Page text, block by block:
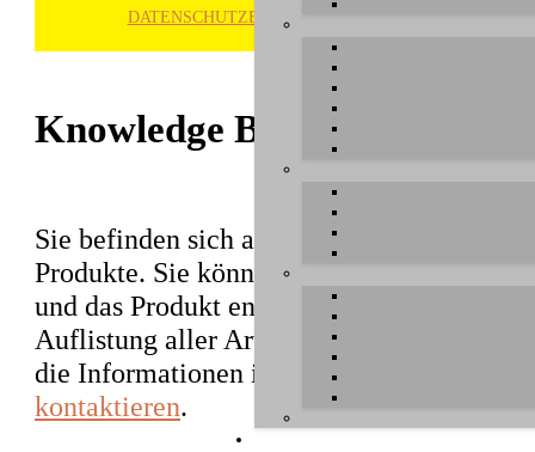
DATENSCHUTZ­ERKLÄRUNG
Knowledge Base / FAQ
Sie befinden sich auf der Datenbank mit
Produkte. Sie können nach Stichwörtern
und das Produkt entsprechende Artikel
Auflistung aller Artikel der Knowledge
die Informationen in diesem Bereich,
kontaktieren.